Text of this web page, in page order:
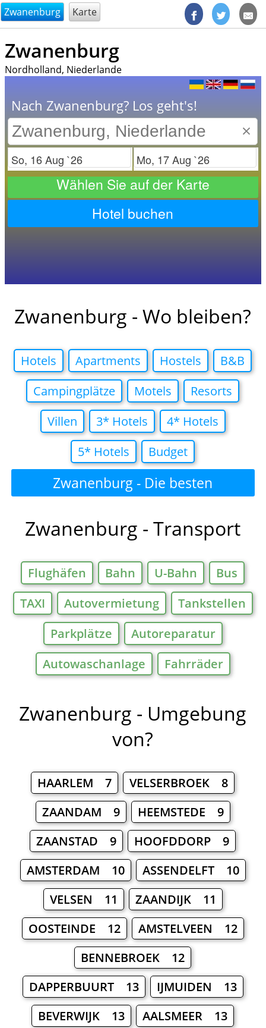
@endsectiom
Zwanenburg Karte
Zwanenburg
Nordholland, Niederlande
Nach Zwanenburg? Los geht's!
×
Check in Check out
Wählen Sie auf der Karte
Hotel buchen
Zwanenburg - Wo bleiben?
Hotels Apartments Hostels
B&B
Campingplätze
Motels
Resorts
Villen
3* Hotels
4* Hotels
5* Hotels
Budget
Zwanenburg - Die besten
Zwanenburg - Transport
Flughäfen Bahn U-Bahn
Bus
TAXI
Autovermietung
Tankstellen
Parkplätze
Autoreparatur
Autowaschanlage
Fahrräder
Zwanenburg - Umgebung
von?
HAARLEM 7
VELSERBROEK 8
ZAANDAM 9
HEEMSTEDE 9
ZAANSTAD 9
HOOFDDORP 9
AMSTERDAM 10
ASSENDELFT 10
VELSEN 11
ZAANDIJK 11
OOSTEINDE 12
AMSTELVEEN 12
BENNEBROEK 12
DAPPERBUURT 13
ĲMUIDEN 13
BEVERWIJK 13
AALSMEER 13